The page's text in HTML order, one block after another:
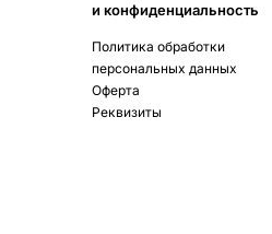
и конфиденциальность
Политика обработки
персональных данных
Оферта
Реквизиты